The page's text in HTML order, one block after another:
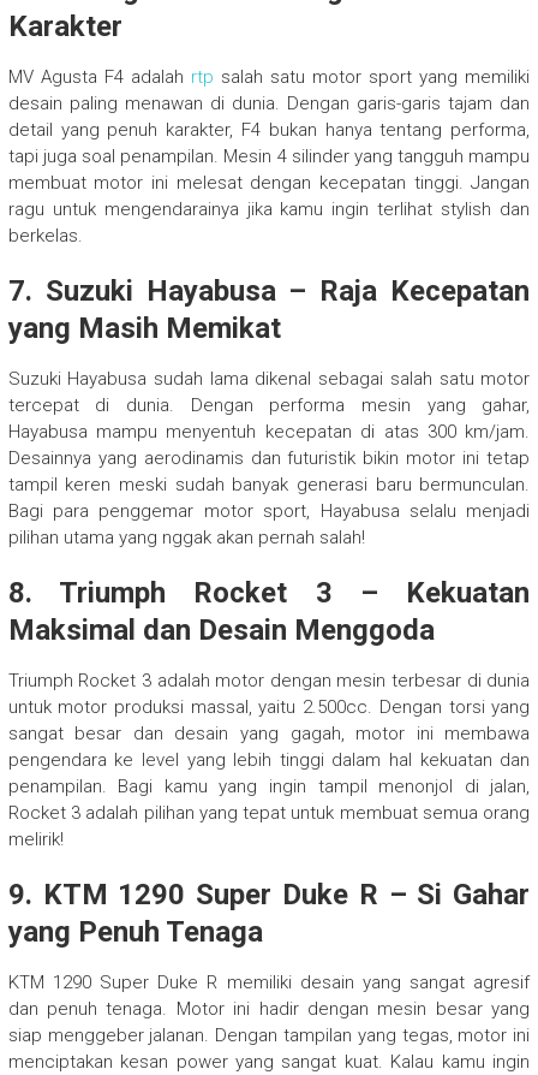
Karakter
MV Agusta F4 adalah rtp salah satu motor sport yang memiliki
desain paling menawan di dunia. Dengan garis-garis tajam dan
detail yang penuh karakter, F4 bukan hanya tentang performa,
tapi juga soal penampilan. Mesin 4 silinder yang tangguh mampu
membuat motor ini melesat dengan kecepatan tinggi. Jangan
ragu untuk mengendarainya jika kamu ingin terlihat stylish dan
berkelas.
7. Suzuki Hayabusa – Raja Kecepatan
yang Masih Memikat
Suzuki Hayabusa sudah lama dikenal sebagai salah satu motor
tercepat di dunia. Dengan performa mesin yang gahar,
Hayabusa mampu menyentuh kecepatan di atas 300 km/jam.
Desainnya yang aerodinamis dan futuristik bikin motor ini tetap
tampil keren meski sudah banyak generasi baru bermunculan.
Bagi para penggemar motor sport, Hayabusa selalu menjadi
pilihan utama yang nggak akan pernah salah!
8. Triumph Rocket 3 – Kekuatan
Maksimal dan Desain Menggoda
Triumph Rocket 3 adalah motor dengan mesin terbesar di dunia
untuk motor produksi massal, yaitu 2.500cc. Dengan torsi yang
sangat besar dan desain yang gagah, motor ini membawa
pengendara ke level yang lebih tinggi dalam hal kekuatan dan
penampilan. Bagi kamu yang ingin tampil menonjol di jalan,
Rocket 3 adalah pilihan yang tepat untuk membuat semua orang
melirik!
9. KTM 1290 Super Duke R – Si Gahar
yang Penuh Tenaga
KTM 1290 Super Duke R memiliki desain yang sangat agresif
dan penuh tenaga. Motor ini hadir dengan mesin besar yang
siap menggeber jalanan. Dengan tampilan yang tegas, motor ini
menciptakan kesan power yang sangat kuat. Kalau kamu ingin